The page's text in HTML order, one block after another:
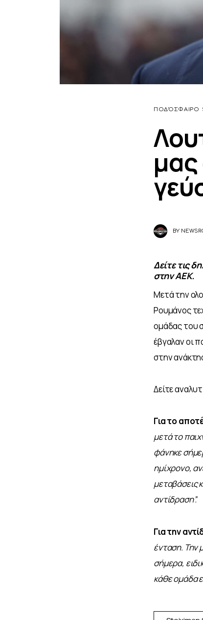
ΠΟΔΌΣΦΑΙΡΟ
μας
BY
Δείτε τις
στην ΑΕΚ.
Μετά την
Ρουμάνος
ομάδας του
έβγαλαν οι
στην
Δείτε
Για το
μετά το
φάνηκε
ημίχρονο,
μεταβάσεις
αντίδραση”.
Για την
ένταση. Την
σήμερα,
κάθε ομάδα